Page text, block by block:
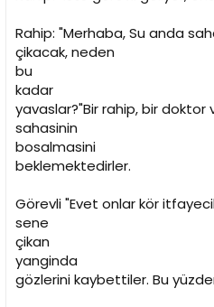
Rahip: "Merhaba, Su anda
çikacak, neden
bu
kadar
yavaslar?"Bir rahip, bir
sahasinin
bosalmasini
beklemektedirler.
Görevli "Evet onlar kör
sene
çikan
yanginda
gözlerini kaybettiler. Bu